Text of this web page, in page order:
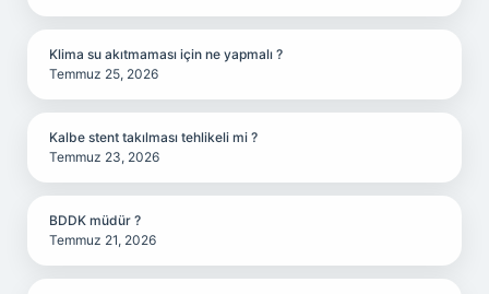
Klima su akıtmaması için ne yapmalı ?
Temmuz 25, 2026
Kalbe stent takılması tehlikeli mi ?
Temmuz 23, 2026
BDDK müdür ?
Temmuz 21, 2026